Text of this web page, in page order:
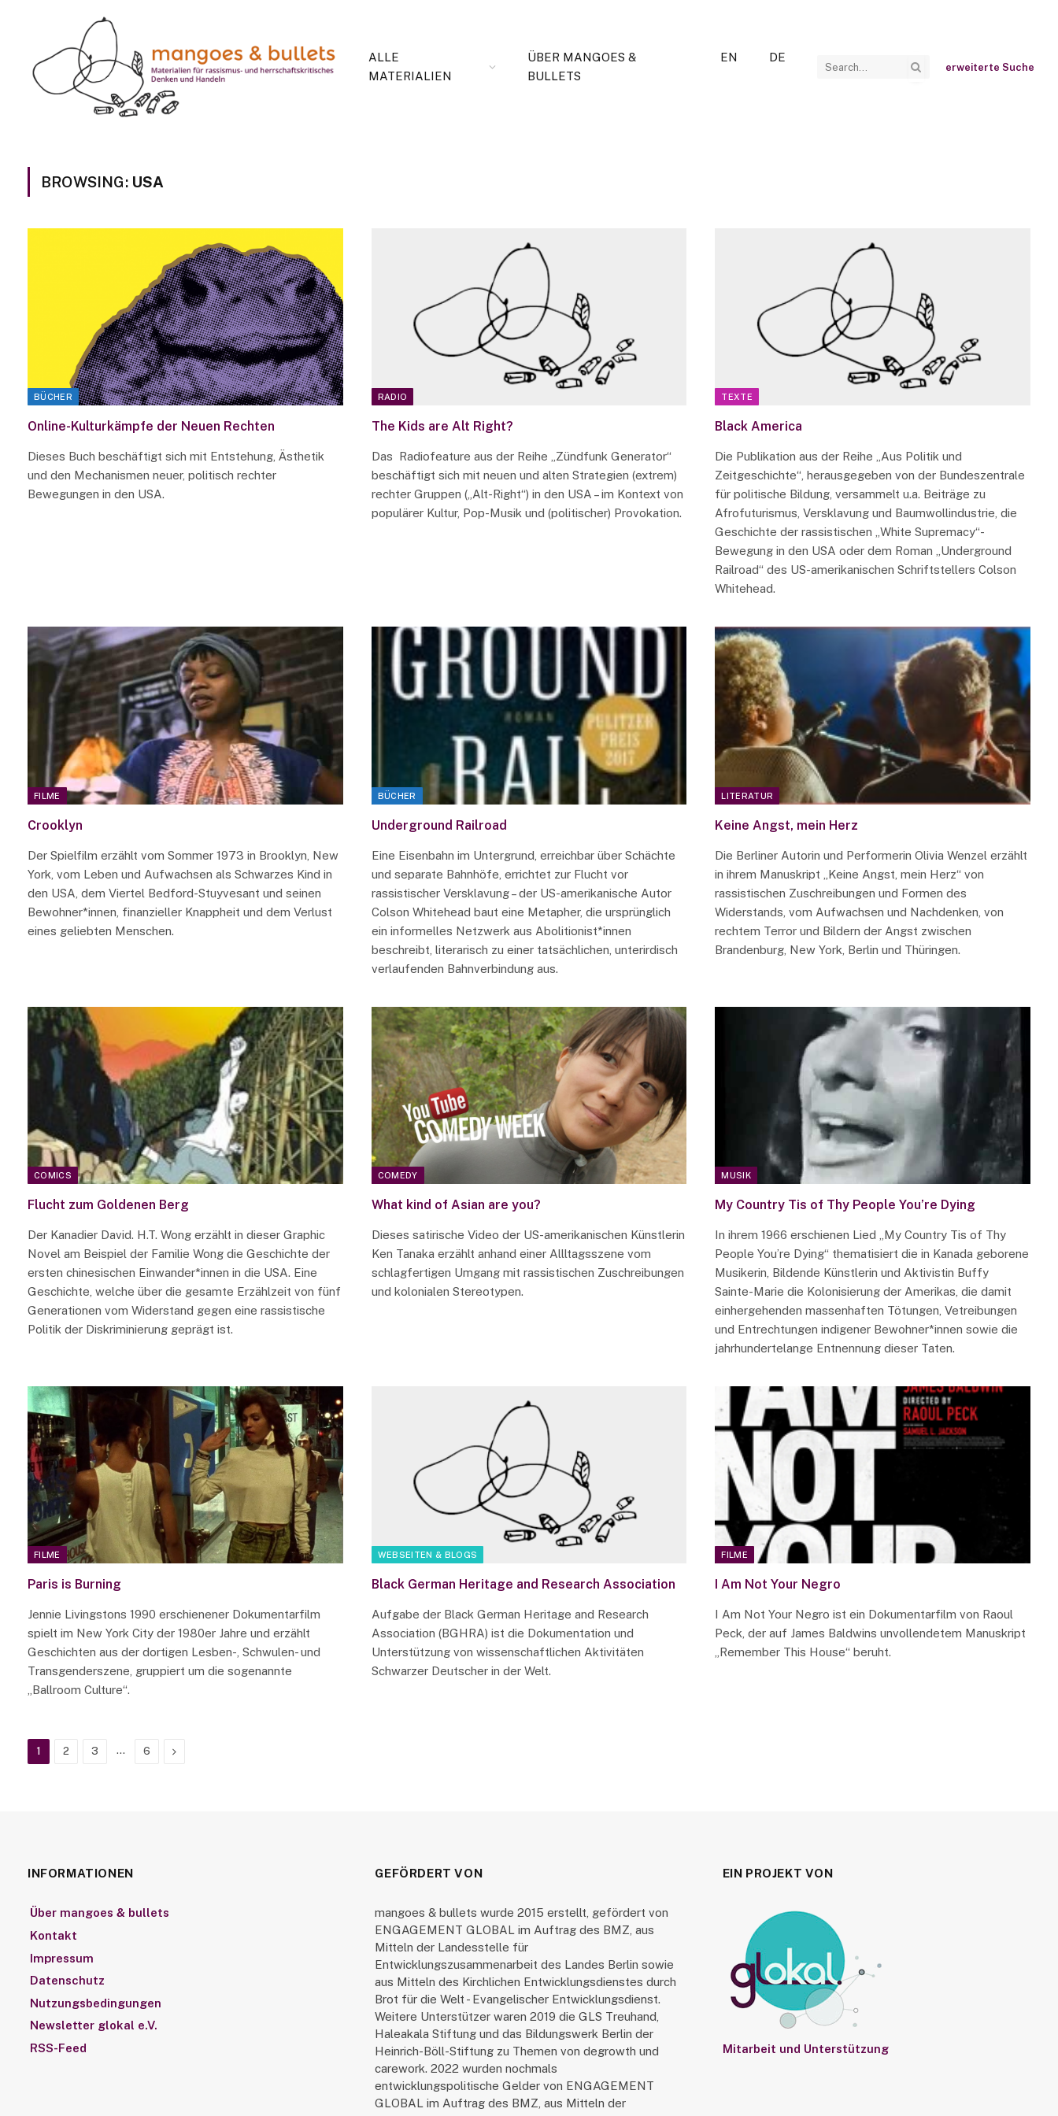
ALLE
MATERIALIEN
ÜBER MANGOES &
BULLETS
EN DE
erweiterte Suche
BROWSING: USA
BÜCHER
Online-Kulturkämpfe der Neuen Rechten
Dieses Buch beschäftigt sich mit Entstehung, Ästhetik
und den Mechanismen neuer, politisch rechter
Bewegungen in den USA.
RADIO
The Kids are Alt Right?
Das Radiofeature aus der Reihe „Zündfunk Generator“
beschäftigt sich mit neuen und alten Strategien (extrem)
rechter Gruppen („Alt-Right“) in den USA – im Kontext von
populärer Kultur, Pop-Musik und (politischer) Provokation.
TEXTE
Black America
Die Publikation aus der Reihe „Aus Politik und
Zeitgeschichte“, herausgegeben von der Bundeszentrale
für politische Bildung, versammelt u.a. Beiträge zu
Afrofuturismus, Versklavung und Baumwollindustrie, die
Geschichte der rassistischen „White Supremacy“-
Bewegung in den USA oder dem Roman „Underground
Railroad“ des US-amerikanischen Schriftstellers Colson
Whitehead.
FILME
Crooklyn
Der Spielfilm erzählt vom Sommer 1973 in Brooklyn, New
York, vom Leben und Aufwachsen als Schwarzes Kind in
den USA, dem Viertel Bedford-Stuyvesant und seinen
Bewohner*innen, finanzieller Knappheit und dem Verlust
eines geliebten Menschen.
BÜCHER
Underground Railroad
Eine Eisenbahn im Untergrund, erreichbar über Schächte
und separate Bahnhöfe, errichtet zur Flucht vor
rassistischer Versklavung – der US-amerikanische Autor
Colson Whitehead baut eine Metapher, die ursprünglich
ein informelles Netzwerk aus Abolitionist*innen
beschreibt, literarisch zu einer tatsächlichen, unterirdisch
verlaufenden Bahnverbindung aus.
LITERATUR
Keine Angst, mein Herz
Die Berliner Autorin und Performerin Olivia Wenzel erzählt
in ihrem Manuskript „Keine Angst, mein Herz“ von
rassistischen Zuschreibungen und Formen des
Widerstands, vom Aufwachsen und Nachdenken, von
rechtem Terror und Bildern der Angst zwischen
Brandenburg, New York, Berlin und Thüringen.
COMICS
Flucht zum Goldenen Berg
Der Kanadier David. H.T. Wong erzählt in dieser Graphic
Novel am Beispiel der Familie Wong die Geschichte der
ersten chinesischen Einwander*innen in die USA. Eine
Geschichte, welche über die gesamte Erzählzeit von fünf
Generationen vom Widerstand gegen eine rassistische
Politik der Diskriminierung geprägt ist.
COMEDY
What kind of Asian are you?
Dieses satirische Video der US-amerikanischen Künstlerin
Ken Tanaka erzählt anhand einer Allltagsszene vom
schlagfertigen Umgang mit rassistischen Zuschreibungen
und kolonialen Stereotypen.
MUSIK
My Country Tis of Thy People You’re Dying
In ihrem 1966 erschienen Lied „My Country Tis of Thy
People You’re Dying“ thematisiert die in Kanada geborene
Musikerin, Bildende Künstlerin und Aktivistin Buffy
Sainte-Marie die Kolonisierung der Amerikas, die damit
einhergehenden massenhaften Tötungen, Vetreibungen
und Entrechtungen indigener Bewohner*innen sowie die
jahrhundertelange Entnennung dieser Taten.
FILME
Paris is Burning
Jennie Livingstons 1990 erschienener Dokumentarfilm
spielt im New York City der 1980er Jahre und erzählt
Geschichten aus der dortigen Lesben-, Schwulen- und
Transgenderszene, gruppiert um die sogenannte
„Ballroom Culture“.
WEBSEITEN & BLOGS
Black German Heritage and Research Association
Aufgabe der Black German Heritage and Research
Association (BGHRA) ist die Dokumentation und
Unterstützung von wissenschaftlichen Aktivitäten
Schwarzer Deutscher in der Welt.
FILME
I Am Not Your Negro
I Am Not Your Negro ist ein Dokumentarfilm von Raoul
Peck, der auf James Baldwins unvollendetem Manuskript
„Remember This House“ beruht.
1 2 3 … 6 Next
INFORMATIONEN
Über mangoes & bullets
Kontakt
Impressum
Datenschutz
Nutzungsbedingungen
Newsletter glokal e.V.
RSS-Feed
GEFÖRDERT VON
mangoes & bullets wurde 2015 erstellt, gefördert von
ENGAGEMENT GLOBAL im Auftrag des BMZ, aus
Mitteln der Landesstelle für
Entwicklungszusammenarbeit des Landes Berlin sowie
aus Mitteln des Kirchlichen Entwicklungsdienstes durch
Brot für die Welt - Evangelischer Entwicklungsdienst.
Weitere Unterstützer waren 2019 die GLS Treuhand,
Haleakala Stiftung und das Bildungswerk Berlin der
Heinrich-Böll-Stiftung zu Themen von degrowth und
carework. 2022 wurden nochmals
entwicklungspolitische Gelder von ENGAGEMENT
GLOBAL im Auftrag des BMZ, aus Mitteln der
EIN PROJEKT VON
Mitarbeit und Unterstützung